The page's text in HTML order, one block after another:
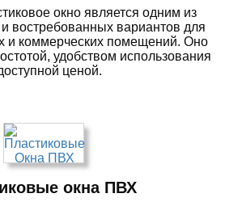
окно является одним из
востребованных вариантов для
и коммерческих помещений. Оно
удобством использования
ценой.
окна ПВХ